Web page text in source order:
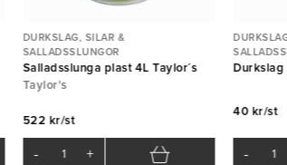
DURKSLAG, SILAR &
SALLADSSLUNGOR
Salladsslunga plast 4L Taylor´s
Taylor's
522 kr/st
- +
40 kr/st
-